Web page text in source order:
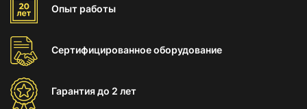
Опыт работы
Сертифицированноеоборудование
Гарантиядо 2 лет